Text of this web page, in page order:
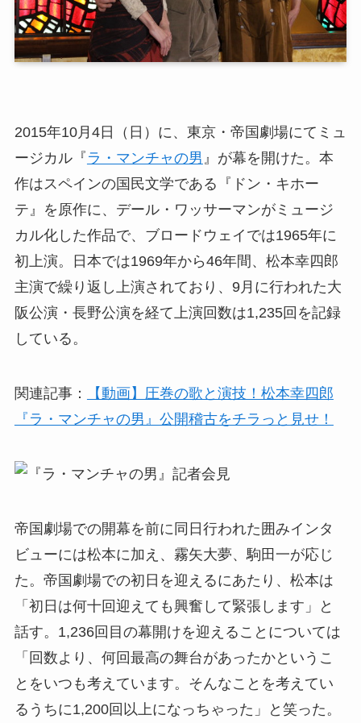
2015年10月4日（日）に、東京・帝国劇場にてミュ
ージカル『 ラ・マンチャの男 』が幕を開けた。本
作はスペインの国民文学である『ドン・キホー
テ』を原作に、デール・ワッサーマンがミュージ
カル化した作品で、ブロードウェイでは1965年に
初上演。日本では1969年から46年間、松本幸四郎
主演で繰り返し上演されており、9月に行われた大
阪公演・長野公演を経て上演回数は1,235回を記録
している。
関連記事：
【動画】圧巻の歌と演技！松本幸四郎
『ラ・マンチャの男』公開稽古をチラっと見せ！
帝国劇場での開幕を前に同日行われた囲みインタ
ビューには松本に加え、霧矢大夢、駒田一が応じ
た。帝国劇場での初日を迎えるにあたり、松本は
「初日は何十回迎えても興奮して緊張します」と
話す。1,236回目の幕開けを迎えることについては
「回数より、何回最高の舞台があったかというこ
とをいつも考えています。そんなことを考えてい
るうちに1,200回以上になっちゃった」と笑った。